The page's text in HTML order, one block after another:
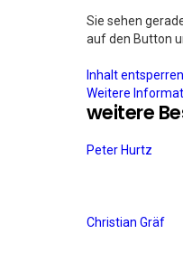
Sie sehen
auf den Button
Inhalt entsperren
Weitere
weitere
Peter Hurtz
Christian Gräf